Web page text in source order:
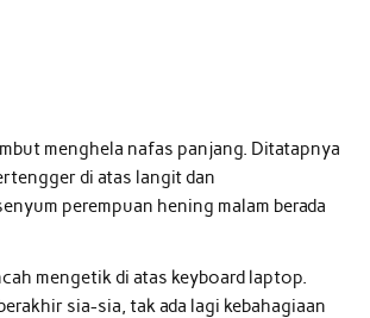
menghela nafas panjang. Ditatapnya
di atas langit dan
perempuan hening malam berada
mengetik di atas keyboard laptop.
sia-sia, tak ada lagi kebahagiaan